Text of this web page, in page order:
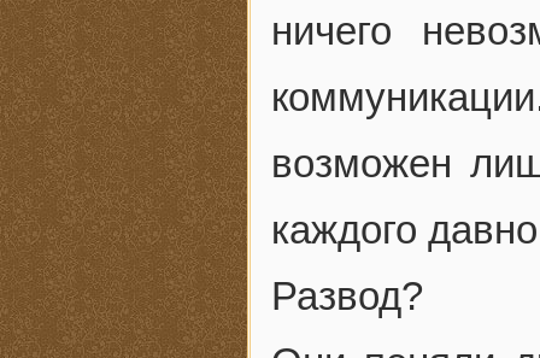
ничего
возможен
каждого
Развод?